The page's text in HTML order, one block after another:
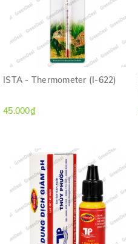
ISTA - Thermometer (I-622)
45.000₫